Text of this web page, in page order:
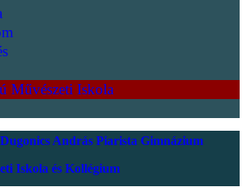
Művészeti Iskola
Dugonics András Piarista Gimnázium
Iskola és Kollégium